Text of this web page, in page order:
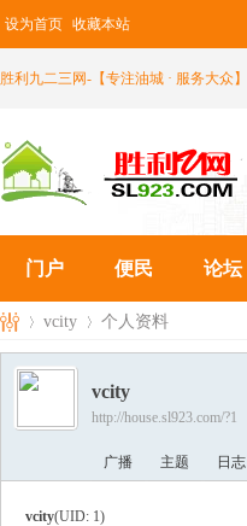
设为首页 收藏本站
胜利九二三网-【专注油城 · 服务大众】
门户 便民 论坛
九›
vcity
›
个人资料
vcity
http://house.sl923.com/?1
广播 主题 日志
vcity(UID: 1)